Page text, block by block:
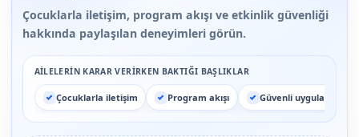
Çocuklarla iletişim, program akışı ve etkinlik güvenliği
hakkında paylaşılan deneyimleri görün.
AILELERIN KARAR VERIRKEN BAKTIĞI BAŞLIKLAR
Çocuklarla iletişim Program akışı Güvenli uygulama